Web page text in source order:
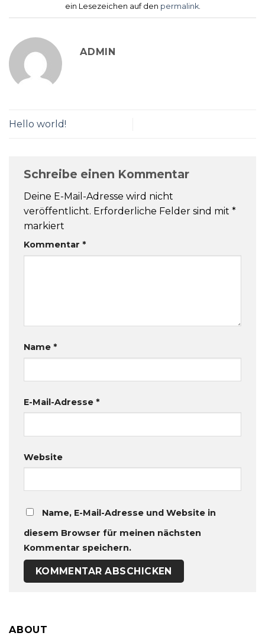
ein Lesezeichen auf den permalink.
ADMIN
Hello world!
Schreibe einen Kommentar
Deine E-Mail-Adresse wird nicht
veröffentlicht. Erforderliche Felder sind mit *
markiert
Kommentar *
Name *
E-Mail-Adresse *
Website
Name, E-Mail-Adresse und Website in
diesem Browser für meinen nächsten
Kommentar speichern.
ABOUT